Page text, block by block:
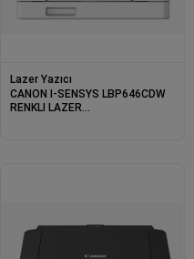
Lazer Yazıcı
CANON I-SENSYS LBP646CDW
RENKLI LAZER